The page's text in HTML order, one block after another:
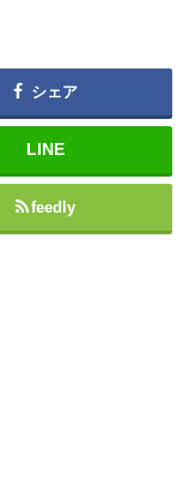
シェア
feedly